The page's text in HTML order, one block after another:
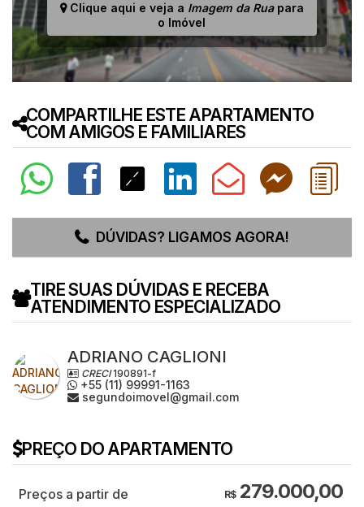
Clique aqui e veja a Imagem da Ruapara
o Imóvel
COMPARTILHE ESTE APARTAMENTO
COM AMIGOS E FAMILIARES
DÚVIDAS? LIGAMOS AGORA!
TIRE SUAS DÚVIDAS E RECEBA
ATENDIMENTO ESPECIALIZADO
ADRIANO CAGLIONI
CRECI190891-f
+55 (11) 99991-1163
segundoimovel@gmail.com
PREÇO DO APARTAMENTO
R$279.000,00